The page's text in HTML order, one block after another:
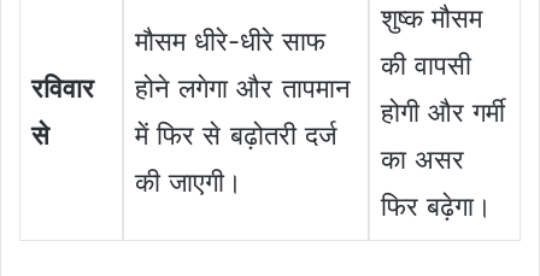
रविवार
से
मौसम धीरे-धीरे साफ
होने लगेगा और तापमान
में फिर से बढ़ोतरी दर्ज
की जाएगी।
शुष्क मौसम
की वापसी
होगी और गर्मी
का असर
फिर बढ़ेगा।